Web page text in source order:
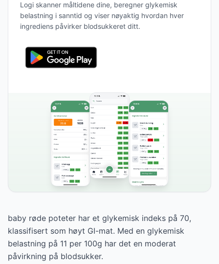
Logi skanner måltidene dine, beregner glykemisk
belastning i sanntid og viser nøyaktig hvordan hver
ingrediens påvirker blodsukkeret ditt.
baby røde poteter har et glykemisk indeks på 70,
klassifisert som høyt GI-mat. Med en glykemisk
belastning på 11 per 100g har det en moderat
påvirkning på blodsukker.